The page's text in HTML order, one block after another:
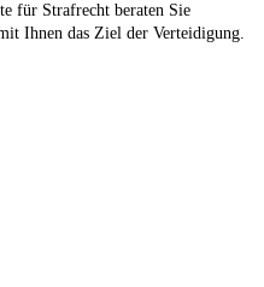
für Strafrecht beraten Sie
Ihnen das Ziel der Verteidigung.